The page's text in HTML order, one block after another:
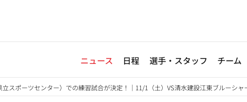
ニュース 日程 選手・スタッフ チーム
スポーツセンター）での練習試合が決定！｜11/1（土）VS清水建設江東ブルーシャ